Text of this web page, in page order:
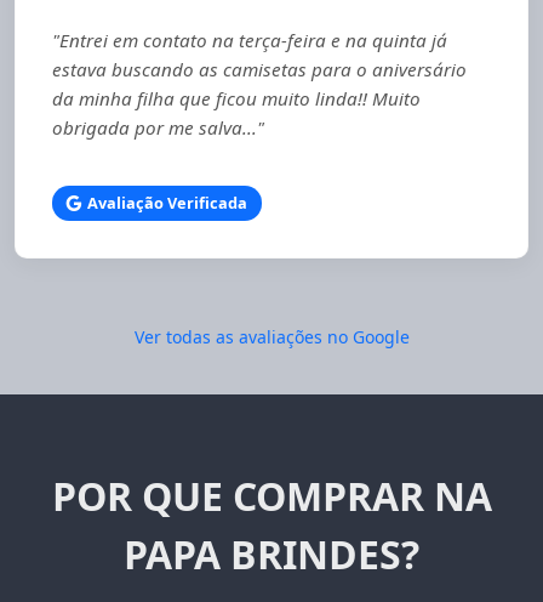
"Entrei em contato na terça-feira e na quinta já
estava buscando as camisetas para o aniversário
da minha filha que ficou muito linda!! Muito
obrigada por me salva..."
Avaliação Verificada
Ver todas as avaliações no Google
POR QUE COMPRAR NA
PAPA BRINDES?